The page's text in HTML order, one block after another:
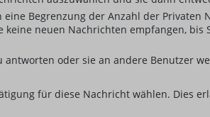
Begrenzung der Anzahl der
neuen Nachrichten empfangen,
oder sie an andere Benutzer
für diese Nachricht wählen. Dies